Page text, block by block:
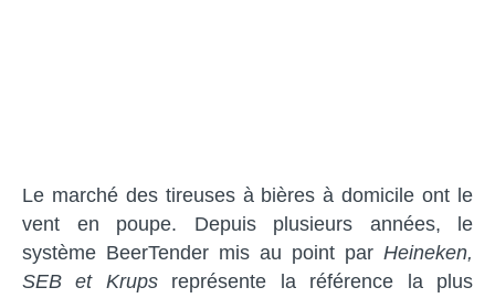
Le marché des tireuses à bières à domicile ont le
vent en poupe. Depuis plusieurs années, le
système BeerTender mis au point par Heineken,
SEB et Krupsreprésente la référence la plus